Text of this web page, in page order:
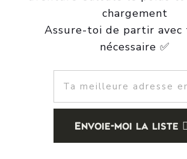
chargement
Assure-toi de partir
nécessaire ✅
Envoie-moi la liste